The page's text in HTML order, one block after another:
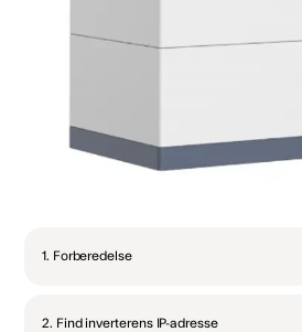
1. Forberedelse
2. Find inverterens IP-adresse